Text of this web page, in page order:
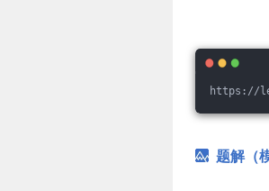
https://
题解（